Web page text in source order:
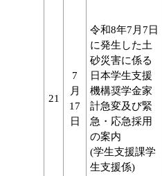
21
7
月
17
日
令和8年7月7日
に発生した土
砂災害に係る
日本学生支援
機構奨学金家
計急変及び緊
急・応急採用
の案内
(学生支援課学
生支援係)